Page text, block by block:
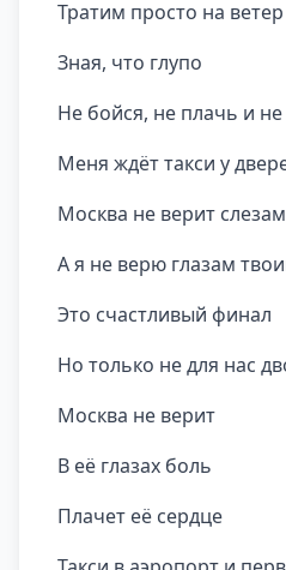
Тратим просто на ветер
Зная, что глупо
Не бойся, не плачь и
Меня ждёт такси у
Москва не верит слезам
А я не верю глазам
Это счастливый финал
Но только не для нас
Москва не верит
В её глазах боль
Плачет её сердце